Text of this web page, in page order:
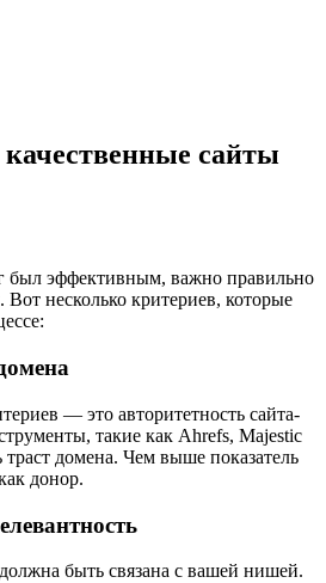
сайты
был эффективным, важно правильно
несколько критериев, которые
— это авторитетность сайта-
такие как Ahrefs, Majestic
домена. Чем выше показатель
донор.
быть связана с вашей нишей.